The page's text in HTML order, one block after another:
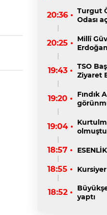
20:36 • Turgut
Odası
20:25 • Millî
19:43 • TSO
Ziyaret
19:20 •
Fındık
19:04 •
18:57 •
18:55 •
18:52 • yaptı